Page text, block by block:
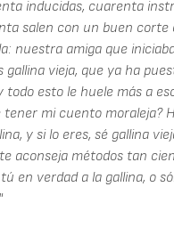
inducidas, cuarenta
salen con un buen corte
nuestra amiga que
gallina vieja, que ya ha
todo esto le huele más a
tener mi cuento moraleja?
y si lo eres, sé gallina
aconseja métodos tan
en verdad a la gallina, o